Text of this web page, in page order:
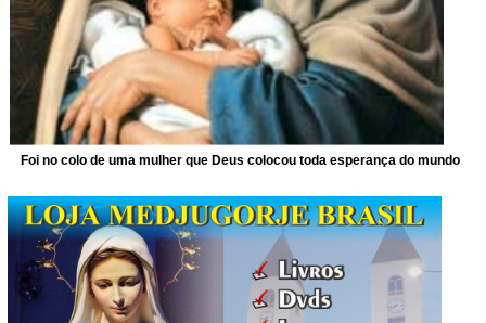
Foi no colo de uma mulher que Deus colocou toda esperança do mundo